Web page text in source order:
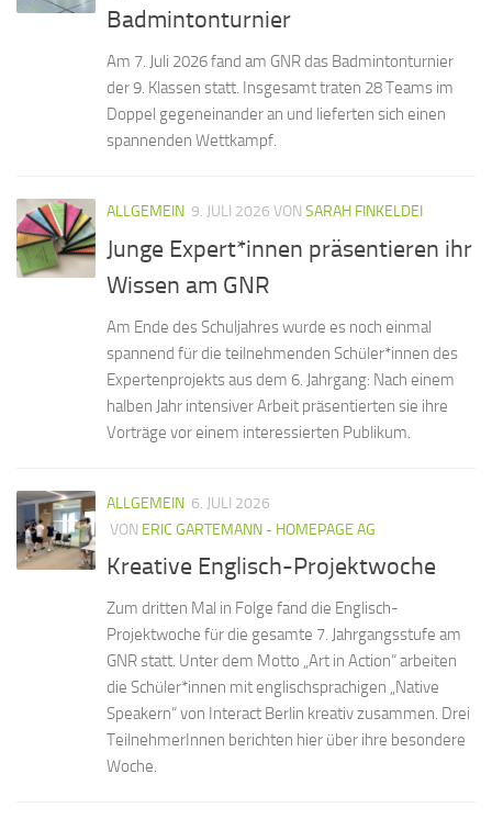
Badmintonturnier
Am 7. Juli 2026 fand am GNR das Badmintonturnier
der 9. Klassen statt. Insgesamt traten 28 Teams im
Doppel gegeneinander an und lieferten sich einen
spannenden Wettkampf.
ALLGEMEIN 9. JULI 2026 VON SARAH FINKELDEI
Junge Expert*innen präsentieren ihr
Wissen am GNR
Am Ende des Schuljahres wurde es noch einmal
spannend für die teilnehmenden Schüler*innen des
Expertenprojekts aus dem 6. Jahrgang: Nach einem
halben Jahr intensiver Arbeit präsentierten sie ihre
Vorträge vor einem interessierten Publikum.
ALLGEMEIN 6. JULI 2026
VON ERIC GARTEMANN - HOMEPAGE AG
Kreative Englisch-Projektwoche
Zum dritten Mal in Folge fand die Englisch-
Projektwoche für die gesamte 7. Jahrgangsstufe am
GNR statt. Unter dem Motto „Art in Action“ arbeiten
die Schüler*innen mit englischsprachigen „Native
Speakern“ von Interact Berlin kreativ zusammen. Drei
TeilnehmerInnen berichten hier über ihre besondere
Woche.